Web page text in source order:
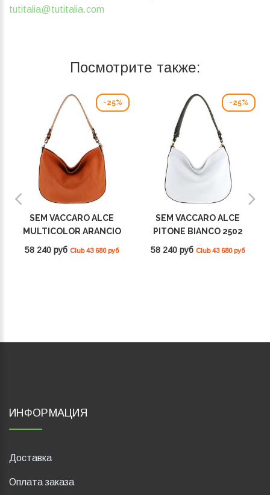
tutitalia@tutitalia.com
Посмотрите также:
-25%
SEM VACCARO ALCE
MULTICOLOR ARANCIO
2502
58 240 руб Club 43 680 руб
-25%
SEM VACCARO ALCE
PITONE BIANCO 2502
58 240 руб Club 43 680 руб
ИНФОРМАЦИЯ
Доставка
Оплата заказа